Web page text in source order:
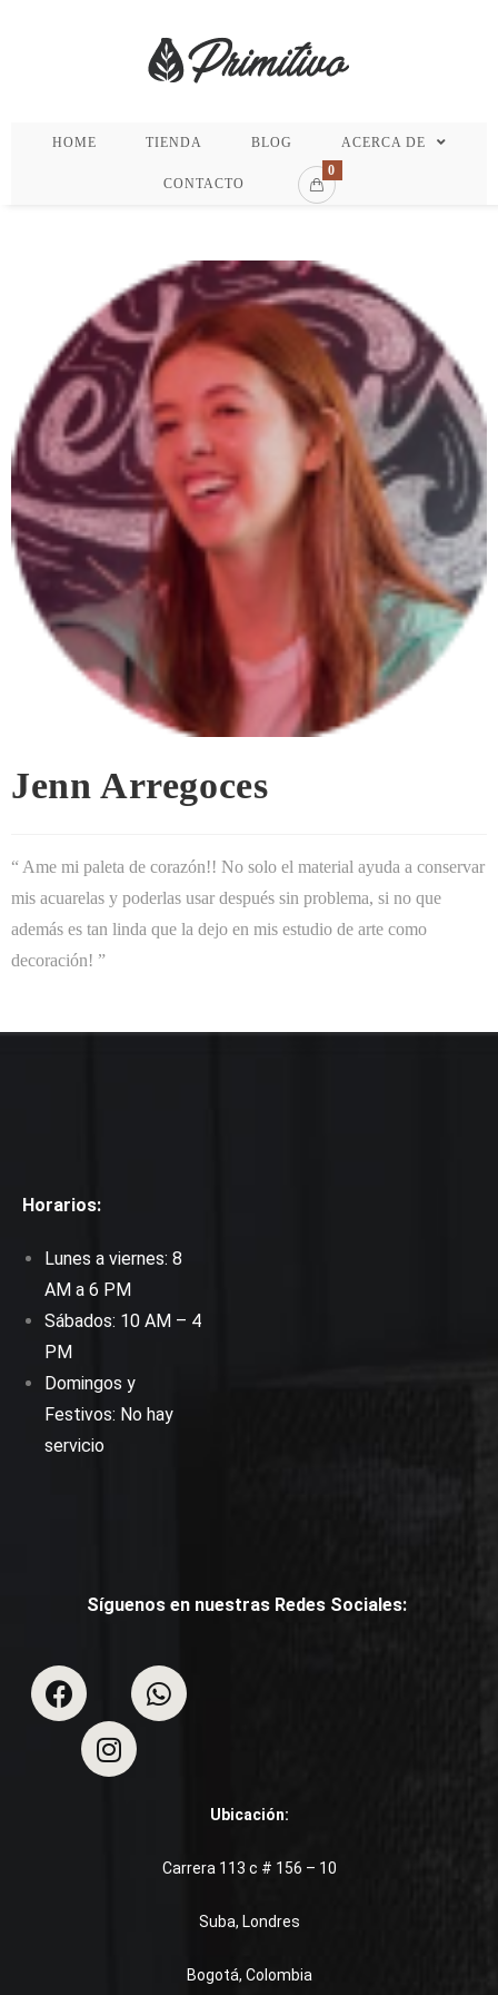
HOME TIENDA BLOG ACERCA DE
CONTACTO
0
Jenn Arregoces
“ Ame mi paleta de corazón!! No solo el material ayuda a conservar
mis acuarelas y poderlas usar después sin problema, si no que
además es tan linda que la dejo en mis estudio de arte como
decoración! ”
Horarios:
Lunes a viernes: 8
AM a 6 PM
Sábados: 10 AM – 4
PM
Domingos y
Festivos: No hay
servicio
Síguenos en nuestras Redes Sociales:
Ubicación:
Carrera 113 c # 156 – 10
Suba, Londres
Bogotá, Colombia